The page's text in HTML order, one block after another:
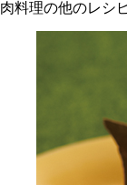
肉料理の他のレシ